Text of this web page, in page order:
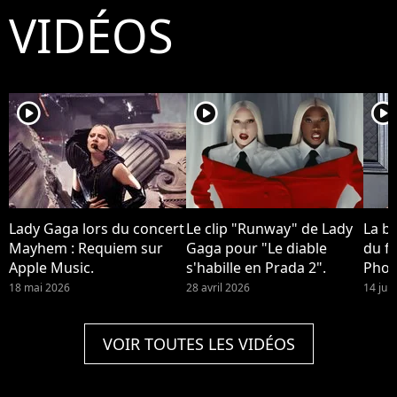
VIDÉOS
player2
Lady Gaga lors du concert
Mayhem : Requiem sur
Apple Music.
18 mai 2026
player2
Le clip "Runway" de Lady
Gaga pour "Le diable
s'habille en Prada 2".
28 avril 2026
player2
La
du
14
VOIR TOUTES LES VIDÉOS